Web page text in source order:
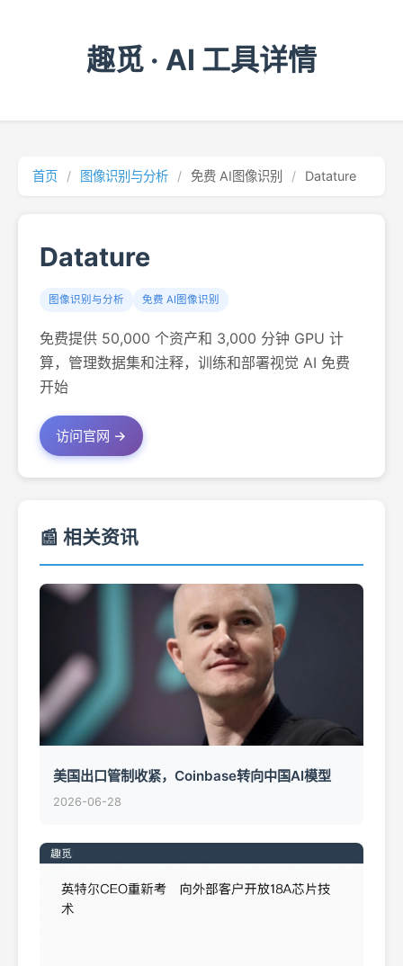
趣觅 · AI 工具详情
首页 / 图像识别与分析 / 免费 AI图像识别 / Datature
Datature
图像识别与分析 免费 AI图像识别
免费提供 50,000 个资产和 3,000 分钟 GPU 计
算，管理数据集和注释，训练和部署视觉 AI 免费
开始
访问官网 →
📰 相关资讯
美国出口管制收紧，Coinbase转向中国AI模型
2026-06-28